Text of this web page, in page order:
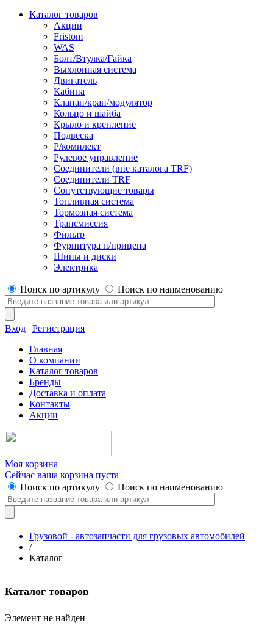
Каталог товаров
Акции
Fristom
WAS
Болт/Втулка/Гайка
Выхлопная система
Двигатель
Кабина
Клапан/кран/модулятор
Кольцо и шайба
Крыло и крепление
Подвеска
Р/комплект
Рулевое управление
Соединители (вне каталога TRF)
Соединители TRF
Сопутствующие товары
Топливная система
Тормозная система
Трансмиссия
Фильтр
Фурнитура п/прицепа
Шины и диски
Электрика
Поиск по артикулу Поиск по наименованию
Вход | Регистрация
Главная
О компании
Каталог товаров
Бренды
Доставка и оплата
Контакты
Акции
Моя корзина
Сейчас ваша корзина пуста
Поиск по артикулу
Поиск по наименованию
Грузовой - автозапчасти для грузовых автомобилей
/
Каталог
Каталог товаров
Элемент не найден